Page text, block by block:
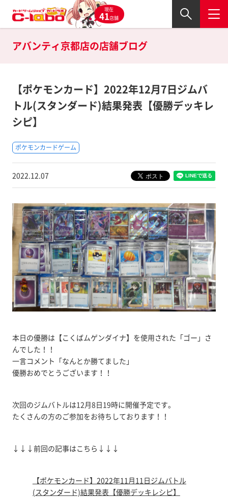
現在
41店舗
アバンティ京都店の店舗ブログ
【ポケモンカード】2022年12月7日ジムバ
トル(スタンダード)結果発表【優勝デッキレ
シピ】
ポケモンカードゲーム
2022.12.07
本日の優勝は【こくばムゲンダイナ】を使用された「ゴー」さ
んでした！！
一言コメント「なんとか勝てました」
優勝おめでとうございます！！
次回のジムバトルは12月8日19時に開催予定です。
たくさんの方のご参加をお待ちしております！！
↓↓↓前回の記事はこちら↓↓↓
【ポケモンカード】2022年11月11日ジムバトル
(スタンダード)結果発表【優勝デッキレシピ】